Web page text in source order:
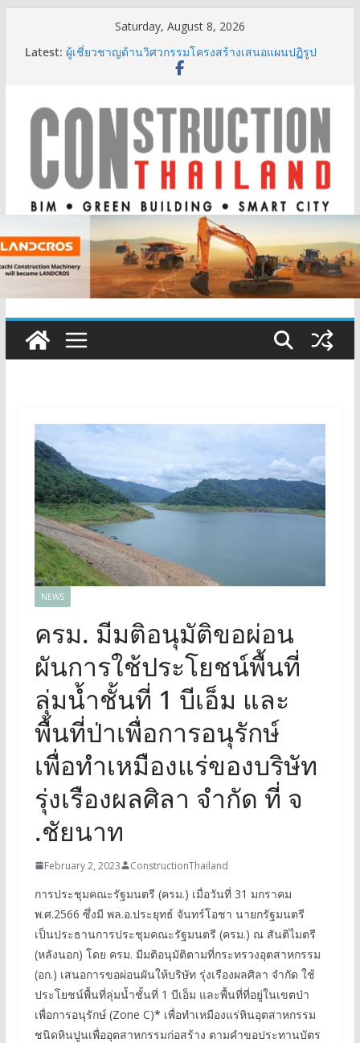
Saturday, August 8, 2026
Latest: ผู้เชี่ยวชาญด้านวิศวกรรมโครงสร้างเสนอแผนปฏิรูป
มาตรฐานตั้งแต่การออกแบบถึงการตรวจสอบอาคารไทย
เติบโต 377% ชี้ดีมานด์ภูเก็ตยังแกร่ง
BCT Expo 2026 ชูแนวคิด “Empowering Net Zero in
Construction & Mining” ขับเคลื่อนอุตสาหกรรม
ก่อสร้างและเหมืองแร่สู่สังคมคาร์บอนต่ำอย่างยั่งยืน
ลลิล พร็อพเพอร์ตี้ ก้าวสู่ปีที่ 40 ยึดลูกค้าเป็นศูนย์กลาง
IHG Hotels & Resorts เปิดตัว ฮอลิเดย์ อินน์ เอ็กซ์เพรส
อ่าวนางแห่งแรกในกระบี่
NEWS
ครม. มีมติอนุมัติขอผ่อน
ผันการใช้ประโยชน์พื้นที่
ลุ่มน้ำชั้นที่ 1 บีเอ็ม และ
พื้นที่ป่าเพื่อการอนุรักษ์
เพื่อทำเหมืองแร่ของบริษัท
รุ่งเรืองผลศิลา จำกัด ที่ จ
.ชัยนาท
February 2, 2023 ConstructionThailand
การประชุมคณะรัฐมนตรี (ครม.) เมื่อวันที่ 31 มกราคม
พ.ศ.2566 ซึ่งมี พล.อ.ประยุทธ์ จันทร์โอชา นายกรัฐมนตรี
เป็นประธานการประชุมคณะรัฐมนตรี (ครม.) ณ สันติไมตรี
(หลังนอก) โดย ครม. มีมติอนุมัติตามที่กระทรวงอุตสาหกรรม
(อก.) เสนอการขอผ่อนผันให้บริษัท รุ่งเรืองผลศิลา จำกัด ใช้
ประโยชน์พื้นที่ลุ่มน้ำชั้นที่ 1 บีเอ็ม และพื้นที่ที่อยู่ในเขตป่า
เพื่อการอนุรักษ์ (Zone C)* เพื่อทำเหมืองแร่หินอุตสาหกรรม
ชนิดหินปูนเพื่ออุตสาหกรรมก่อสร้าง ตามคำขอประทานบัตร